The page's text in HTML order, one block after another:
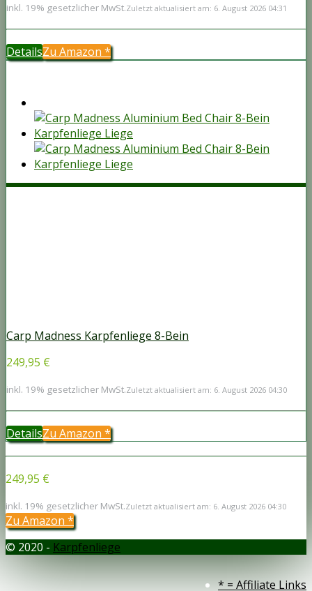
inkl. 19% gesetzlicher MwSt.Zuletzt aktualisiert am: 6. August 2026 04:31
DetailsZu Amazon *
Carp Madness Karpfenliege 8-Bein
249,95 €
inkl. 19% gesetzlicher MwSt.Zuletzt aktualisiert am: 6. August 2026 04:30
DetailsZu Amazon *
249,95 €
inkl. 19% gesetzlicher MwSt.Zuletzt aktualisiert am: 6. August 2026 04:30
Zu Amazon *
© 2020 - Karpfenliege
* = Affiliate Links